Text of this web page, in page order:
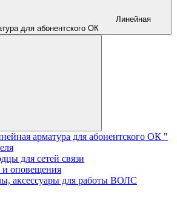
Линейная
для абонентского ОК
арматура для абонентского ОК "
для сетей связи
и оповещения
аксессуары для работы ВОЛС